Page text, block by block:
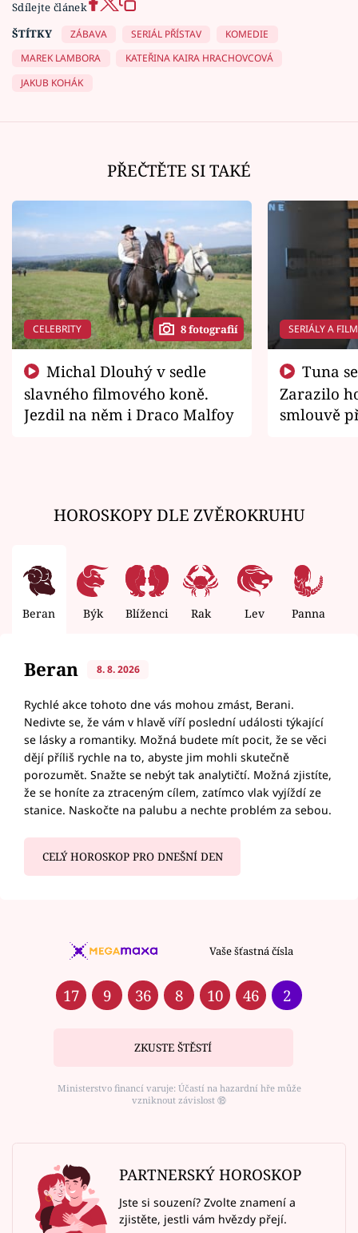
Sdílejte článek
ŠTÍTKY
ZÁBAVA SERIÁL PŘÍSTAV
KOMEDIE
MAREK LAMBORA
KATEŘINA KAIRA HRACHOVCOVÁ
JAKUB KOHÁK
PŘEČTĚTE SI TAKÉ
CELEBRITY 8 fotografií
slavného filmového koně.
Jezdil na něm i Draco Malfoy
SERIÁLY A
Zarazilo
smlouvě
HOROSKOPY DLE ZVĚROKRUHU
Beran Býk Blíženci Rak Lev Panna
Beran 8. 8. 2026
Rychlé akce tohoto dne vás mohou zmást, Berani.
Nedivte se, že vám v hlavě víří poslední události týkající
se lásky a romantiky. Možná budete mít pocit, že se věci
dějí příliš rychle na to, abyste jim mohli skutečně
porozumět. Snažte se nebýt tak analytičtí. Možná zjistíte,
že se honíte za ztraceným cílem, zatímco vlak vyjíždí ze
stanice. Naskočte na palubu a nechte problém za sebou.
CELÝ HOROSKOP PRO DNEŠNÍ DEN
Vaše šťastná čísla
17 9 36 8 10 46 2
ZKUSTE ŠTĚSTÍ
Ministerstvo financí varuje: Účastí na hazardní hře může
vzniknout závislost ⑱
PARTNERSKÝ HOROSKOP
Jste si souzení? Zvolte znamení a
zjistěte, jestli vám hvězdy přejí.